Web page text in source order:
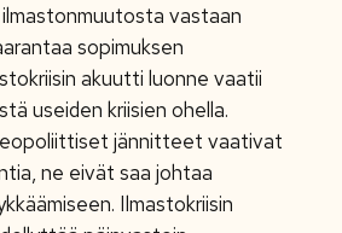
vastaan
sopimuksen
akuutti luonne vaatii
useiden kriisien ohella.
jännitteet vaativat
ne eivät saa johtaa
Ilmastokriisin